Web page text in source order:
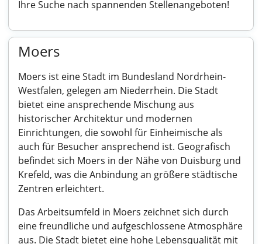
Ihre Suche nach spannenden Stellenangeboten!
Moers
Moers ist eine Stadt im Bundesland Nordrhein-
Westfalen, gelegen am Niederrhein. Die Stadt
bietet eine ansprechende Mischung aus
historischer Architektur und modernen
Einrichtungen, die sowohl für Einheimische als
auch für Besucher ansprechend ist. Geografisch
befindet sich Moers in der Nähe von Duisburg und
Krefeld, was die Anbindung an größere städtische
Zentren erleichtert.
Das Arbeitsumfeld in Moers zeichnet sich durch
eine freundliche und aufgeschlossene Atmosphäre
aus. Die Stadt bietet eine hohe Lebensqualität mit